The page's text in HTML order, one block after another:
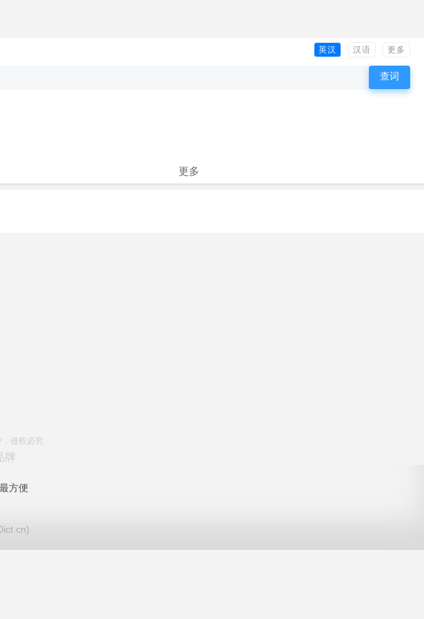
英汉 汉语 更多
更多
侵权必究
牌
方便